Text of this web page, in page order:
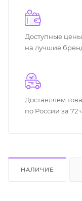
Доступные цены
на лучшие
Доставляем
по России за 72
НАЛИЧИЕ